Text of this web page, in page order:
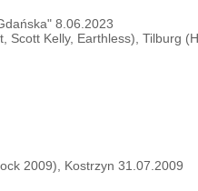
8.06.2023
Scott Kelly, Earthless), Tilburg
2009), Kostrzyn 31.07.2009